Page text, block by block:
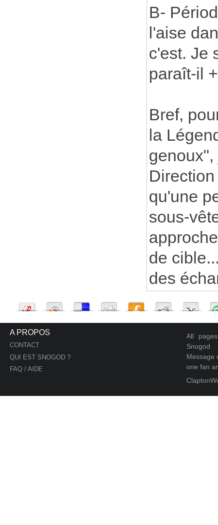
B-
l'aise
c'est. Je
paraît-il
Bref,
la
qu'une
sous-
de
des
A PROPOS
CONTACT
QUI EST SNOGOD ?
FAQ / AIDE
All
Snogod
Message
one fan